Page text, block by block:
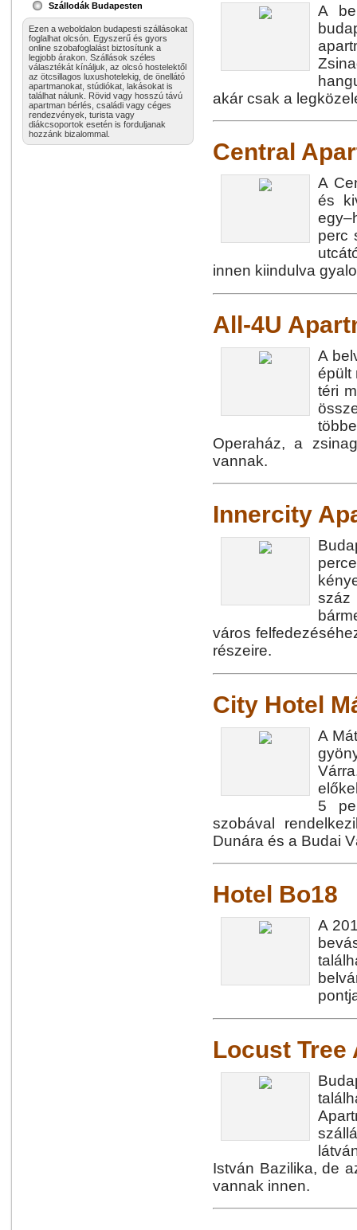
Szállodák Budapesten
Ezen a weboldalon budapesti szállásokat
foglalhat olcsón. Egyszerű és gyors
online szobafoglalást biztosítunk a
legjobb árakon. Szállások széles
választékát kínáljuk, az olcsó hostelektől
az ötcsillagos luxushotelekig, de önellátó
apartmanokat, stúdiókat, lakásokat is
találhat nálunk. Rövid vagy hosszú távú
apartman bérlés, családi vagy céges
rendezvények, turista vagy
diákcsoportok esetén is forduljanak
hozzánk bizalommal.
A
akár csak a
Central
A
és
perc
innen kiindulva
All-4U
A
épült
téri
Operaház, a
vannak.
Innercity
város
részeire.
City Hotel
A
5
szobával
Dunára és a Budai
Hotel Bo18
A
Locust Tree
István Bazilika, de
vannak innen.